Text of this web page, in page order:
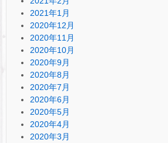
2021年1月
2020年12月
2020年11月
2020年10月
2020年9月
2020年8月
2020年7月
2020年6月
2020年5月
2020年4月
2020年3月